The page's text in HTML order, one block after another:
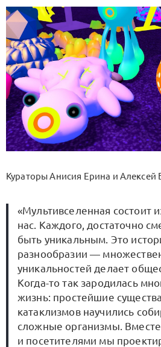
Кураторы Анисия Ерина и Алексей
«Мультивселенная состоит
нас. Каждого, достаточно
быть уникальным. Это
разнообразии —
уникальностей делает
Когда-то так зародилась
жизнь: простейшие
катаклизмов научились
сложные организмы.
и посетителями мы